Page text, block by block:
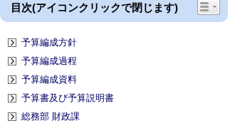
目次(アイコンクリックで閉じます)
予算編成方針
予算編成過程
予算編成資料
予算書及び予算説明書
総務部 財政課